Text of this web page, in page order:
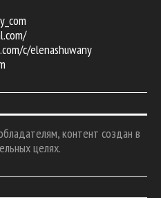
c/elenashuwany
контент создан в
целях.